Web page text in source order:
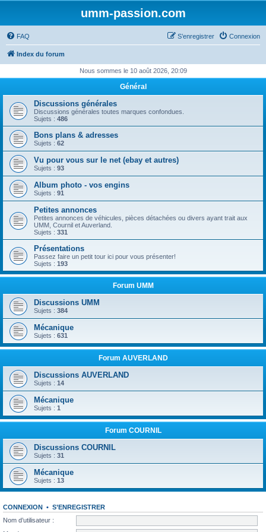
umm-passion.com
FAQ Connexion
S’enregistrer
Index du forum
Nous sommes le 10 août 2026, 20:09
Général
Discussions générales
Discussions générales toutes marques confondues.
Sujets : 486
Bons plans & adresses
Sujets : 62
Vu pour vous sur le net (ebay et autres)
Sujets : 93
Album photo - vos engins
Sujets : 91
Petites annonces
Petites annonces de véhicules, pièces détachées ou divers ayant trait aux
UMM, Cournil et Auverland.
Sujets : 331
Présentations
Passez faire un petit tour ici pour vous présenter!
Sujets : 193
Forum UMM
Discussions UMM
Sujets : 384
Mécanique
Sujets : 631
Forum AUVERLAND
Discussions AUVERLAND
Sujets : 14
Mécanique
Sujets : 1
Forum COURNIL
Discussions COURNIL
Sujets : 31
Mécanique
Sujets : 13
CONNEXION • S’ENREGISTRER
Nom d’utilisateur :